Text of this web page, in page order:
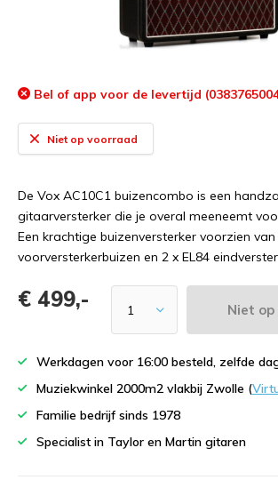
Bel of app voor de levertijd
Niet op voorraad
De Vox AC10C1 buizencombo is een
gitaarversterker die je overal meeneemt
Een krachtige buizenversterker voorzien van
voorversterkerbuizen en 2 x EL84
€ 499,- Niet
Werkdagen voor 16:00 besteld, zelfde
Muziekwinkel 2000m2 vlakbij Zwolle (
Familie bedrijf sinds 1978
Specialist in Taylor en Martin gitaren